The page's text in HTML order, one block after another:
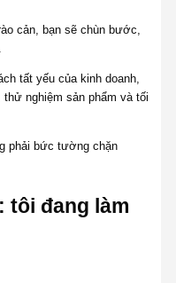
cản, bạn sẽ chùn bước,
tất yếu của kinh doanh,
nghiệm sản phẩm và tối
phải bức tường chặn
tôi đang làm